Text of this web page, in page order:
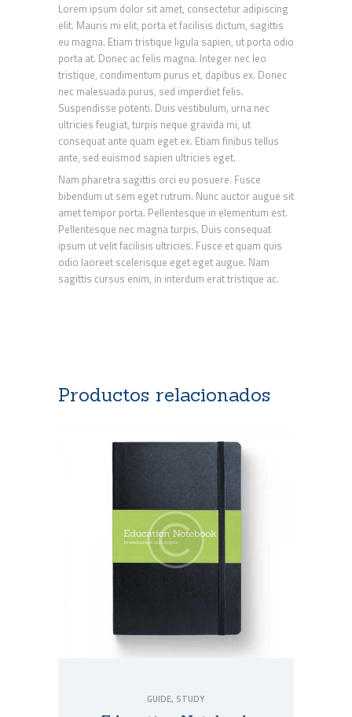
Lorem ipsum dolor sit amet, consectetur adipiscing
elit. Mauris mi elit, porta et facilisis dictum, sagittis
eu magna. Etiam tristique ligula sapien, ut porta odio
porta at. Donec ac felis magna. Integer nec leo
tristique, condimentum purus et, dapibus ex. Donec
nec malesuada purus, sed imperdiet felis.
Suspendisse potenti. Duis vestibulum, urna nec
ultricies feugiat, turpis neque gravida mi, ut
consequat ante quam eget ex. Etiam finibus tellus
ante, sed euismod sapien ultricies eget.
Nam pharetra sagittis orci eu posuere. Fusce
bibendum ut sem eget rutrum. Nunc auctor augue sit
amet tempor porta. Pellentesque in elementum est.
Pellentesque nec magna turpis. Duis consequat
ipsum ut velit facilisis ultricies. Fusce et quam quis
odio laoreet scelerisque eget eget augue. Nam
sagittis cursus enim, in interdum erat tristique ac.
Productos relacionados
GUIDE, STUDY